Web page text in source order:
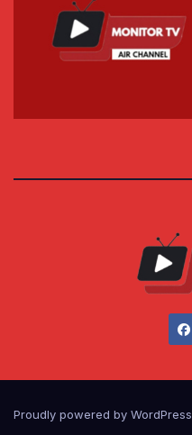
Proudly powered by WordPress